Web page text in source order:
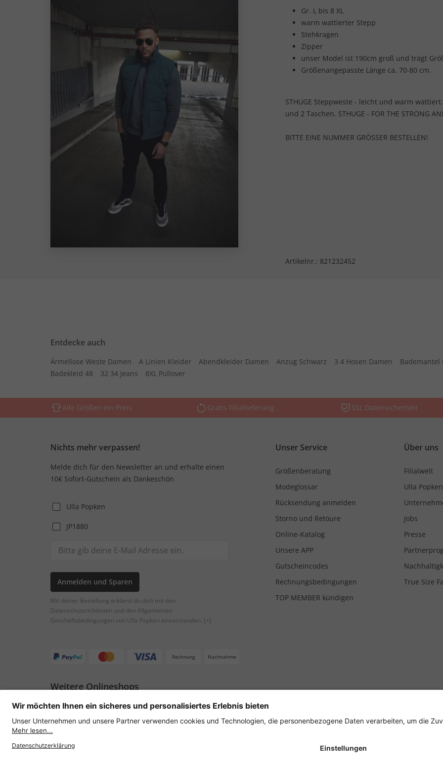
Gr. L bis 8 XL
warm wattierter Stepp
Stehkragen
Zipper
unser Model ist 190cm groß und trägt
Größenangepasste Länge ca. 70-80 cm.
STHUGE Steppweste - leicht und warm
und 2 Taschen. STHUGE - FOR THE STRONG
BITTE EINE NUMMER GRÖSSER BESTELLEN!
Artikelnr.: 821232452
Entdecke auch
Ärmellose Weste Damen A Linien Kleider Abendkleider Damen Anzug Schwarz 3 4 Hosen Damen Bademantel
Badekleid 48
32 34 Jeans 8XL Pullover
Alle Größen ein Preis Gratis Filiallieferung SSL Datensicherheit
Nichts mehr verpassen!
Melde dich für den Newsletter an und erhalte einen
10€ Sofort-Gutschein als Dankeschön
Ulla Popken
JP1880
Anmelden und Sparen
Mit deiner Bestellung erklärst du dich mit den
Datenschutzrichtlinien und den Allgemeinen
Geschäftsbedingungen von Ulla Popken einverstanden. [+]
Unser Service
Größenberatung
Modeglossar
Rücksendung anmelden
Storno und Retoure
Online-Katalog
Unsere APP
Gutscheincodes
Rechnungsbedingungen
TOP MEMBER kündigen
Über uns
Filialwelt
Ulla
Jobs
Presse
True Size
Rechnung Nachnahme
Weitere Onlineshops
Österreich